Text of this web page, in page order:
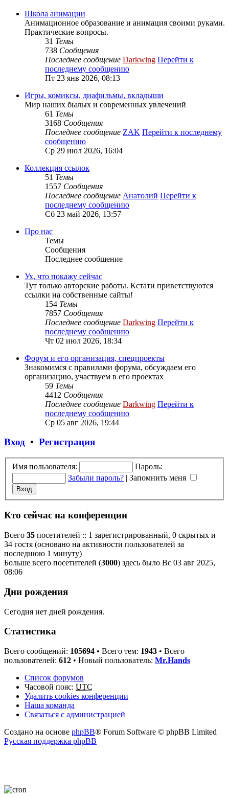
Школа анимации
Анимационное образование и анимация своими руками.
Практические вопросы.
31 Темы
738 Сообщения
Последнее сообщение Darkwing Перейти к
последнему сообщению
Пт 23 янв 2026, 08:13
Игры, комиксы, диафильмы, вкладыши
Мир наших былых и современных увлечений
61 Темы
3168 Сообщения
Последнее сообщение ZAK Перейти к последнему
сообщению
Ср 29 июл 2026, 16:04
Коллекция ссылок
51 Темы
1557 Сообщения
Последнее сообщение Анатолий Перейти к
последнему сообщению
Сб 23 май 2026, 13:57
Про нас
Темы
Сообщения
Последнее сообщение
Ух, что покажу сейчас
Тут только авторские работы. Кстати приветствуются
ссылки на собственные сайты!
154 Темы
7857 Сообщения
Последнее сообщение Darkwing Перейти к
последнему сообщению
Чт 02 июл 2026, 18:34
Форум и его организация, спецпроекты
Знакомимся с правилами форума, обсуждаем его
организацию, участвуем в его проектах
59 Темы
4412 Сообщения
Последнее сообщение Darkwing Перейти к
последнему сообщению
Ср 05 авг 2026, 19:44
Вход • Регистрация
Имя пользователя:
Пароль:
Забыли пароль? | Запомнить меня
Кто сейчас на конференции
Всего 35 посетителей :: 1 зарегистрированный, 0 скрытых и
34 гостя (основано на активности пользователей за
последнюю 1 минуту)
Больше всего посетителей (3000) здесь было Вс 03 авг 2025,
08:06
Дни рождения
Сегодня нет дней рождения.
Статистика
Всего сообщений: 105694 • Всего тем: 1943 • Всего
пользователей: 612 • Новый пользователь: Mr.Hands
Список форумов
Часовой пояс: UTC
Удалить cookies конференции
Наша команда
Связаться с администрацией
Создано на основе phpBB® Forum Software © phpBB Limited
Русская поддержка phpBB